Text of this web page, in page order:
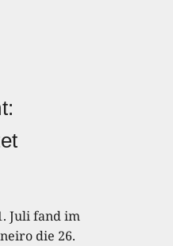
Juli fand im
die 26.